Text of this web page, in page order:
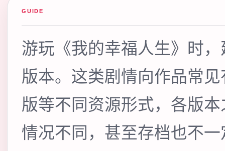
GUIDE
游玩《我的幸福人生》时
版本。这类剧情向作品常
版等不同资源形式，各版
情况不同，甚至存档也不